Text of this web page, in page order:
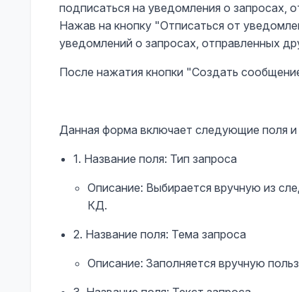
подписаться на уведомления о запросах,
Нажав на кнопку "Отписаться от
уведомлений о запросах, отправленных
После нажатия кнопки "Создать
Данная форма включает следующие поля и
1. Название поля: Тип запроса
Описание: Выбирается вручную из
КД.
2. Название поля: Тема запроса
Описание: Заполняется вручную